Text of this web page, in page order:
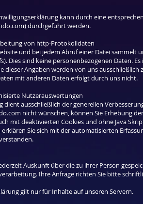
kann durch eine
) durchgeführt werden.
von http-Protokolldaten
und bei jedem Abruf einer Datei
Dies sind keine personenbezogenen Daten.
dieser Angaben werden von uns
mit anderen Daten erfolgt durch uns nicht.
Nutzerauswertungen
dient ausschließlich der generellen
nicht wünschen, können Sie Erhebung
mit deaktivierten Cookies und ohne Java
Sie sich mit der automatisierten
Auskunft über die zu ihrer Person
Ihre Anfrage richten Sie bitte
gilt nur für Inhalte auf unseren Servern.